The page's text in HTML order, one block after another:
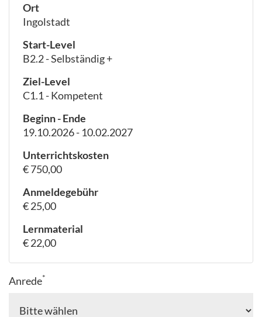
Ort
Ingolstadt
Start-Level
B2.2 - Selbständig +
Ziel-Level
C1.1 - Kompetent
Beginn - Ende
19.10.2026 - 10.02.2027
Unterrichtskosten
€ 750,00
Anmeldegebühr
€ 25,00
Lernmaterial
€ 22,00
Anrede*